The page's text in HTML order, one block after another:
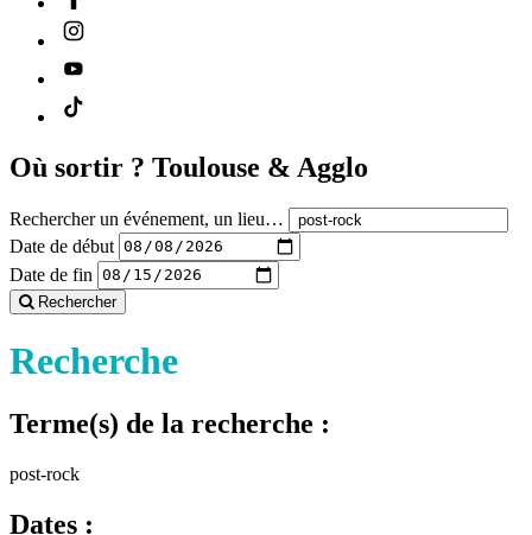
Où sortir ? Toulouse & Agglo
Rechercher un événement, un lieu…
Date de début
Date de fin
Rechercher
Recherche
Terme(s) de la recherche :
post-rock
Dates :